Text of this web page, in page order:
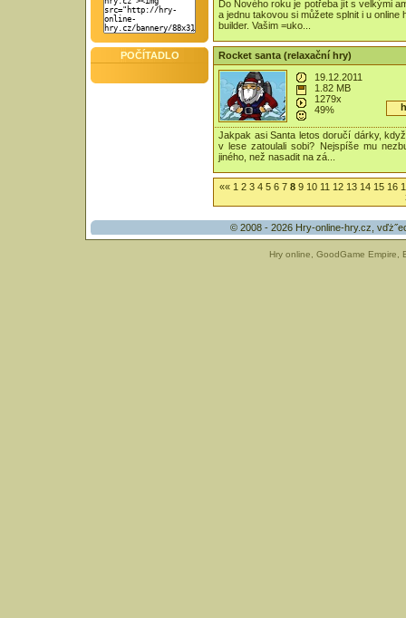
POČÍTADLO
Do Nového roku je potřeba jít s velkými
a jednu takovou si můžete splnit i u online
builder. Vašim =uko...
Rocket santa (relaxační hry)
19.12.2011
1.82 MB
1279x
49%
Jakpak asi Santa letos doručí dárky,
v lese zatoulali sobi? Nejspíše mu
jiného, než nasadit na zá...
«« 1 2 3 4 5 6 7 8 9 10 11 12 13 14 15 16
© 2008 - 2026 Hry-online-hry.cz ,
Hry online GoodGame Empire